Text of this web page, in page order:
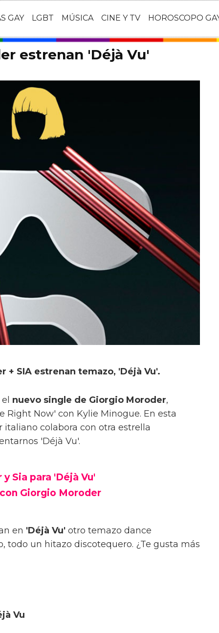
GAY LGBT MÚSICA CINE Y TV HOROSCOPO
estrenan 'Déjà Vu'
+ SIA estrenan temazo, 'Déjà Vu'.
nuevo single de Giorgio Moroder,
Right Now' con Kylie Minogue. En esta
colabora con otra estrella
'Déjà Vu'.
Sia para 'Déjà Vu'
Giorgio Moroder
en 'Déjà Vu' otro temazo dance
todo un hitazo discotequero. ¿Te gusta más
Vu